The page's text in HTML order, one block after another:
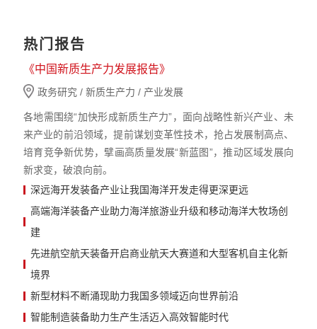
热门报告
《中国新质生产力发展报告》
政务研究 / 新质生产力 / 产业发展
各地需围绕“加快形成新质生产力”，面向战略性新兴产业、未
来产业的前沿领域，提前谋划变革性技术，抢占发展制高点、
培育竞争新优势，擘画高质量发展“新蓝图”，推动区域发展向
新求变，破浪向前。
深远海开发装备产业让我国海洋开发走得更深更远
高端海洋装备产业助力海洋旅游业升级和移动海洋大牧场创
建
先进航空航天装备开启商业航天大赛道和大型客机自主化新
境界
新型材料不断涌现助力我国多领域迈向世界前沿
智能制造装备助力生产生活迈入高效智能时代